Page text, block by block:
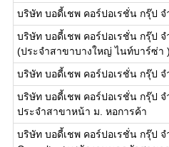
บริษัท บอดี้เชพ คอร์ปอเรชั่น กรุ๊ป จ
บริษัท บอดี้เชพ คอร์ปอเรชั่น กรุ๊ป จ
(ประจำสาขาบางใหญ่ ไนท์บาร์ซ่า )
บริษัท บอดี้เชพ คอร์ปอเรชั่น กรุ๊ป จ
บริษัท บอดี้เชพ คอร์ปอเรชั่น กรุ๊ป จ
ประจำสาขาหน้า ม. หอการค้า
บริษัท บอดี้เชพ คอร์ปอเรชั่น กรุ๊ป จ